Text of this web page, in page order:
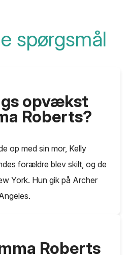
spørgsmål
opvækst
Roberts?
op med sin mor, Kelly
forældre blev skilt, og de
York. Hun gik på Archer
Roberts